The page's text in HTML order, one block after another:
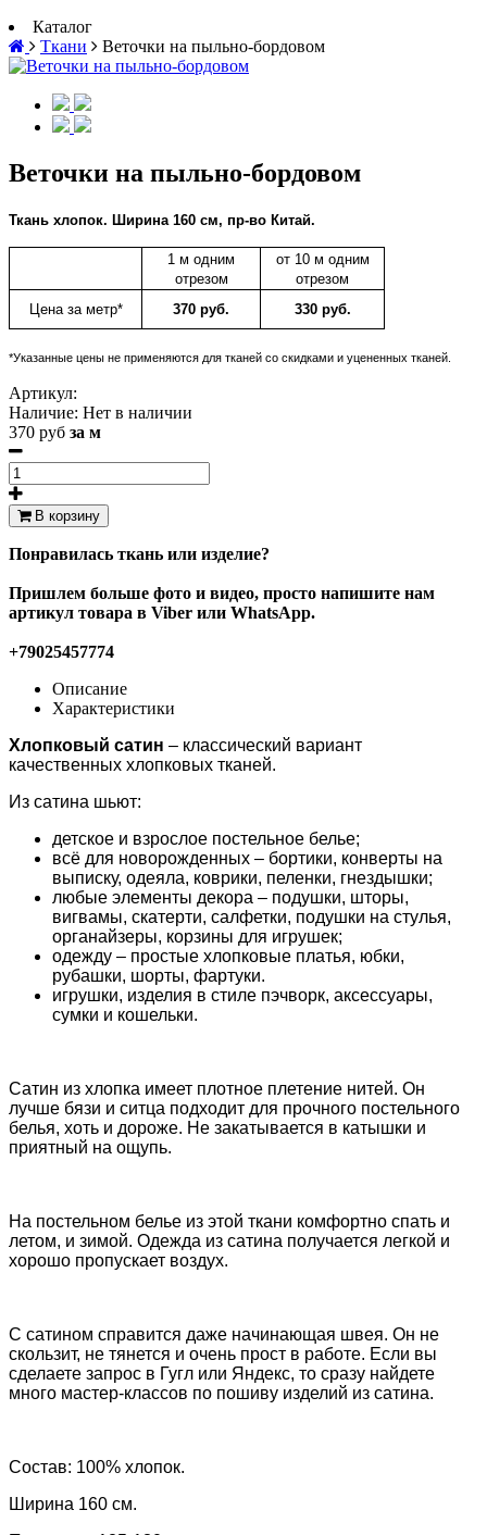
Каталог
Ткани
Веточки на пыльно-бордовом
Веточки на пыльно-бордовом
Ткань хлопок. Ширина 160 см, пр-во Китай.
1 м одним
отрезом
от 10 м одним
отрезом
Цена за метр*
370 руб. 330 руб.
*Указанные цены не применяются для тканей со скидками и уцененных тканей.
Артикул:
Наличие: Нет в наличии
370 руб за м
В корзину
Понравилась ткань или изделие?
Пришлем больше фото и видео, просто напишите нам
артикул товара в Viber или WhatsApp.
+79025457774
Описание
Характеристики
Хлопковый сатин – классический вариант
качественных хлопковых тканей.
Из сатина шьют:
детское и взрослое постельное белье;
всё для новорожденных – бортики, конверты на
выписку, одеяла, коврики, пеленки, гнездышки;
любые элементы декора – подушки, шторы,
вигвамы, скатерти, салфетки, подушки на стулья,
органайзеры, корзины для игрушек;
одежду – простые хлопковые платья, юбки,
рубашки, шорты, фартуки.
игрушки, изделия в стиле пэчворк, аксессуары,
сумки и кошельки.
Сатин из хлопка имеет плотное плетение нитей. Он
лучше бязи и ситца подходит для прочного постельного
белья, хоть и дороже. Не закатывается в катышки и
приятный на ощупь.
На постельном белье из этой ткани комфортно спать и
летом, и зимой. Одежда из сатина получается легкой и
хорошо пропускает воздух.
С сатином справится даже начинающая швея. Он не
скользит, не тянется и очень прост в работе. Если вы
сделаете запрос в Гугл или Яндекс, то сразу найдете
много мастер-классов по пошиву изделий из сатина.
Состав: 100% хлопок.
Ширина 160 см.